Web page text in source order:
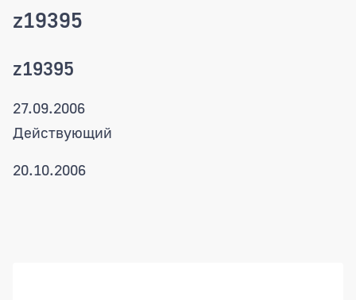
z19395
z19395
27.09.2006
Действующий
20.10.2006